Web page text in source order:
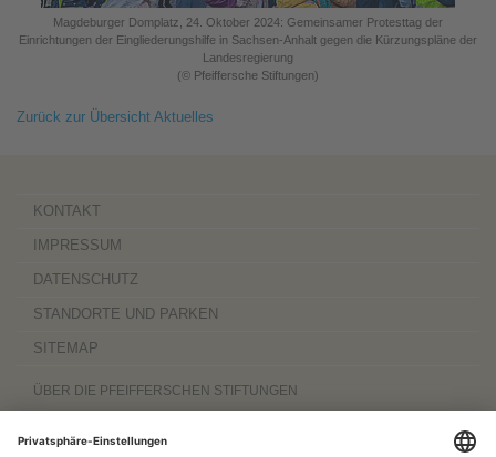
Magdeburger Domplatz, 24. Oktober 2024: Gemeinsamer Protesttag der
Einrichtungen der Eingliederungshilfe in Sachsen-Anhalt gegen die Kürzungspläne der
Landesregierung
(© Pfeiffersche Stiftungen)
Zurück zur Übersicht Aktuelles
KONTAKT
IMPRESSUM
DATENSCHUTZ
STANDORTE UND PARKEN
SITEMAP
ÜBER DIE PFEIFFERSCHEN STIFTUNGEN
Komplexträger und bieten